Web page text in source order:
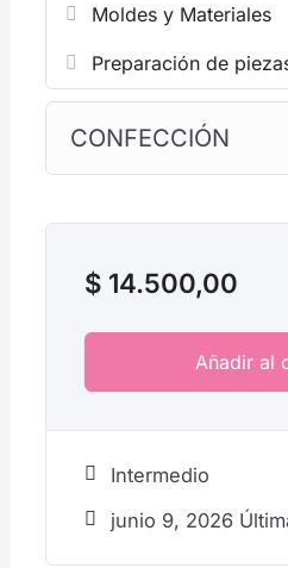
Moldes y Materiales
Preparación de
CONFECCIÓN
$14.500,00
Añadir al
Intermedio
junio 9, 2026